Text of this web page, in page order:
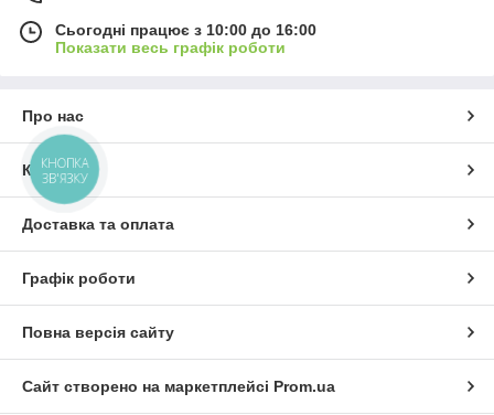
Сьогодні працює з 10:00 до 16:00
Показати весь графік роботи
Про нас
Контакти
Доставка та оплата
Графік роботи
Повна версія сайту
Сайт створено на маркетплейсі Prom.ua
КНОПКА
ЗВ'ЯЗКУ